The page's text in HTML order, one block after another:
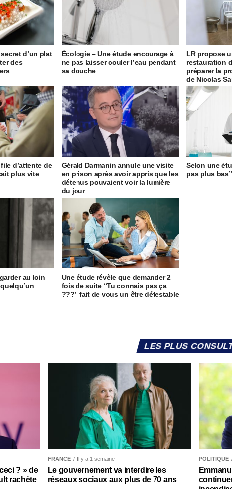
d’un plat
des
Écologie – Une étude encourage à
ne pas laisser couler l’eau pendant
sa douche
LR propose
restauration
préparer la
de Nicolas
d’attente de
plus vite
Gérald Darmanin annule une visite
en prison après avoir appris que les
détenus pouvaient voir la lumière
du jour
Selon une
pas plus bas”
au loin
Une étude révèle que demander 2
fois de suite “Tu connais pas ça
???” fait de vous un être détestable
LES PLUS
? » de
rachète
FRANCE Il y a 1 semaine
Le gouvernement va interdire les
réseaux sociaux aux plus de 70 ans
POLITIQUE